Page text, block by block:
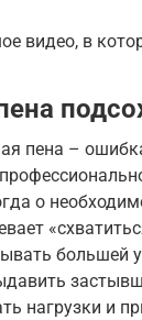
видео, в
пена –
о
большей
нагрузки и